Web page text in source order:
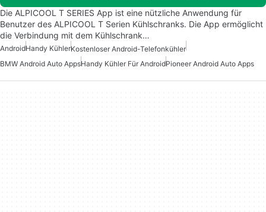
Die ALPICOOL T SERIES App ist eine nützliche Anwendung für
Benutzer des ALPICOOL T Serien Kühlschranks. Die App ermöglicht
die Verbindung mit dem Kühlschrank…
AndroidHandy KühlerKostenloser Android-Telefonkühler
BMW Android Auto AppsHandy Kühler Für AndroidPioneer Android Auto Apps